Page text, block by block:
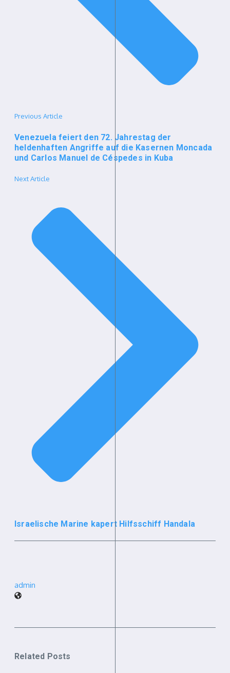
Previous Article
Venezuela feiert den 72. Jahrestag der
heldenhaften Angriffe auf die Kasernen Moncada
und Carlos Manuel de Céspedes in Kuba
Next Article
Israelische Marine kapert Hilfsschiff Handala
admin
Related Posts